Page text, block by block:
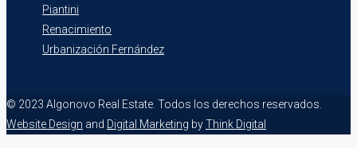
Piantini
Renacimiento
Urbanización Fernández
© 2023 Algonovo Real Estate. Todos los derechos reservados.
Website Design and Digital Marketing byThink Digital